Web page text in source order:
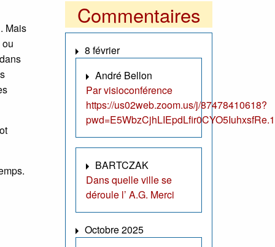
Mais
Commentaires
8 février
André Bellon
Par visioconférence
https://us02web.zoom.us/j/87478410618?
BARTCZAK
Dans quelle ville se
déroule l’ A.G. Merci
Octobre 2025